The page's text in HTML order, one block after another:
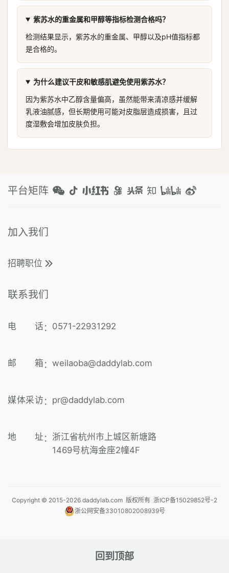
紫苏水的重金属和甲醇等指标检测合格吗？
检测结果显示，紫苏水的重金属、甲醇以及pH值指标都
是合格的。
为什么建议干皮和敏感肌避免使用紫苏水？
因为紫苏水中乙醇含量偏高，虽然能带来清凉感并缓解
乳液油腻感，但长期使用可能对皮脂层造成损害，且过
度湿敷会增加皮肤负担。
平台矩阵
加入我们
招聘职位
联系我们
电 话 ： 0571-22931292
邮 箱 ： weilaoba@daddylab.com
媒体采访 ： pr@daddylab.com
地 址 ： 浙江省杭州市上城区新塘路
1469号杭海金座2幢4F
Copyright © 2015-2026 daddylab.com 版权所有 浙ICP备15029852号-2
浙公网安备33010802008939号
回到顶部